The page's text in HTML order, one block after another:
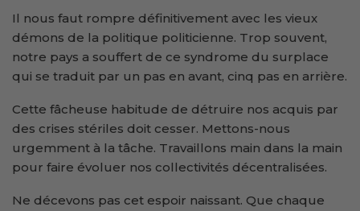
Il nous faut rompre définitivement avec les vieux
démons de la politique politicienne. Trop souvent,
notre pays a souffert de ce syndrome du surplace
qui se traduit par un pas en avant, cinq pas en arrière.
Cette fâcheuse habitude de détruire nos acquis par
des crises stériles doit cesser. Mettons-nous
urgemment à la tâche. Travaillons main dans la main
pour faire évoluer nos collectivités décentralisées.
Ne décevons pas cet espoir naissant. Que chaque